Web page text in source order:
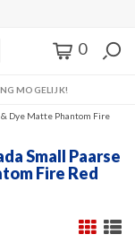
0
MOGELIJK!
Dye Matte Phantom Fire
Small Paarse
Fire Red